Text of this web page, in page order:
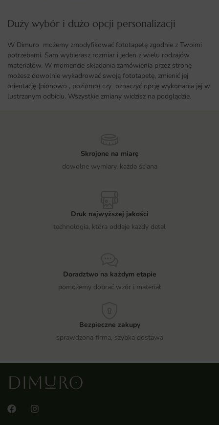
Duży wybór i dużo opcji personalizacji ​
W Dimuro możemy zmodyfikować fototapetę zgodnie z Twoimi
potrzebami. Sam wybierasz rozmiar i jeden z wielu rodzajów
materiałów. W momencie składania zamówienia przez stronę
możesz dowolnie wykadrować swoją fototapetę, zmienić jej
orientację (pionowo , poziomo) czy oznaczyć opcję wykonania jej w
lustrzanym odbiciu. Wszystkie zmiany widzisz na podglądzie.
Skrojone na miarę
dowolne wymiary, każda ściana
Druk najwyższej jakości
technologia, która oddaje każdy detal
Doradztwo na każdym etapie
pomożemy dobrać wzór i materiał
Bezpieczne zakupy
sprawdzona firma, szybka dostawa